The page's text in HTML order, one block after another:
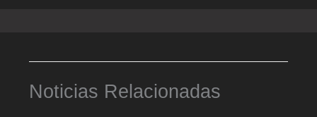
Noticias Relacionadas